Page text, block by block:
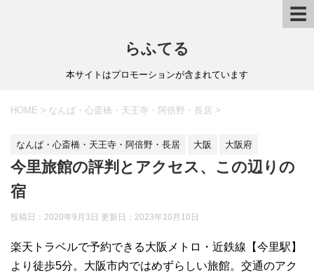
☰
らふてる
本サイトはプロモーションが含まれています
HOME > なんば・心斎橋・天王寺・阿倍野・長居 >
なんば・心斎橋・天王寺・阿倍野・長居 大阪 大阪府
今里旅館の評判とアクセス、この辺りの
宿
投稿日：2020年9月3日 更新日： 2023年10月10日
楽天トラベルで予約できる大阪メトロ・近鉄線【今里駅】
より徒歩5分。大阪市内ではめずらしい旅館。交通のアク